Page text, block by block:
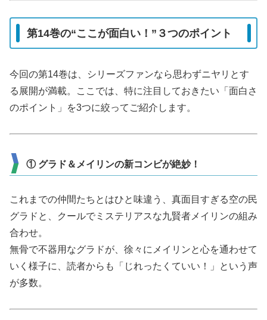
第14巻の“ここが面白い！”３つのポイント
今回の第14巻は、シリーズファンなら思わずニヤリとす
る展開が満載。ここでは、特に注目しておきたい「面白さ
のポイント」を3つに絞ってご紹介します。
① グラド＆メイリンの新コンビが絶妙！
これまでの仲間たちとはひと味違う、真面目すぎる空の民
グラドと、クールでミステリアスな九賢者メイリンの組み
合わせ。
無骨で不器用なグラドが、徐々にメイリンと心を通わせて
いく様子に、読者からも「じれったくていい！」という声
が多数。